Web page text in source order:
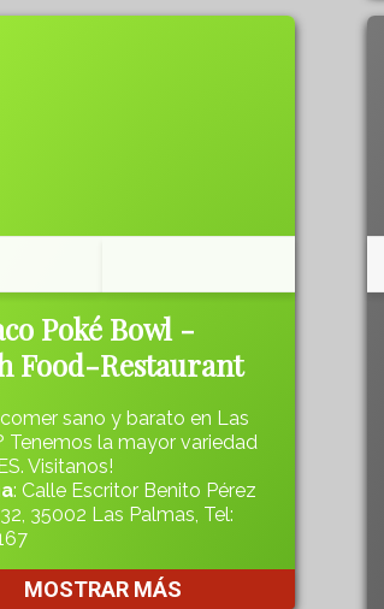
Poké Bowl -
Food-Restaurant
sano y barato en Las
Tenemos la mayor variedad
Visitanos!
: Calle Escritor Benito Pérez
35002 Las Palmas, Tel:
MOSTRAR MÁS